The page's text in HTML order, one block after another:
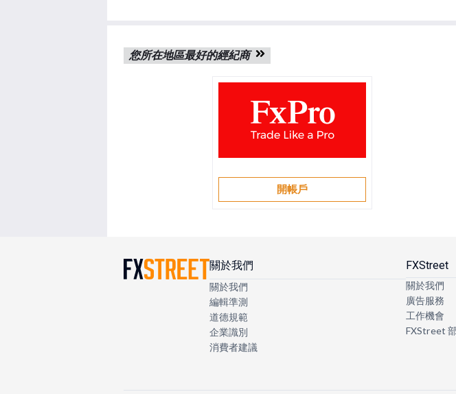
您所在地區最好的經紀商
開帳戶
關於我們
關於我們
編輯準測
道德規範
企業識別
消費者建議
FXStreet
關於我們
廣告服務
工作機會
FXStreet